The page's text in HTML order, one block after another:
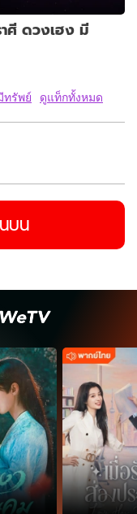
ศี ดวงเฮง มี
ทรัพย์ ดูแท็กทั้งหมด
บน